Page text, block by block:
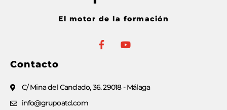
El motor de la formación
Contacto
C/ Mina del Candado, 36. 29018 - Málaga
info@grupoatd.com